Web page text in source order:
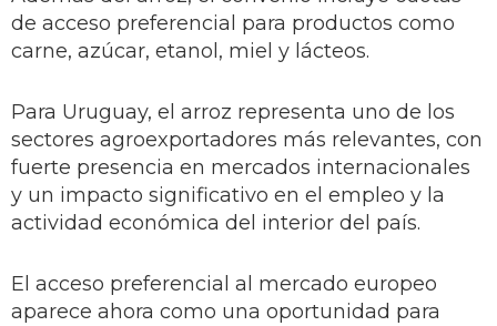
de acceso preferencial para productos como
carne, azúcar, etanol, miel y lácteos.
Para Uruguay, el arroz representa uno de los
sectores agroexportadores más relevantes, con
fuerte presencia en mercados internacionales
y un impacto significativo en el empleo y la
actividad económica del interior del país.
El acceso preferencial al mercado europeo
aparece ahora como una oportunidad para